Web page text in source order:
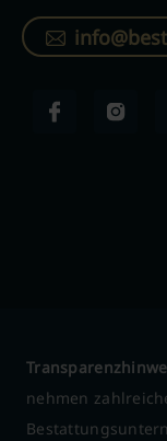
nehmen